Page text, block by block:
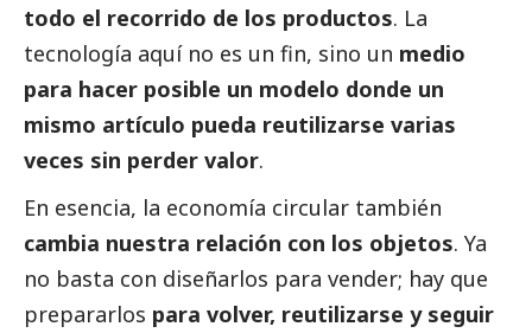
todo el recorrido de los productos. La
tecnología aquí no es un fin, sino un medio
para hacer posible un modelo donde un
mismo artículo pueda reutilizarse varias
veces sin perder valor.
En esencia, la economía circular también
cambia nuestra relación con los objetos. Ya
no basta con diseñarlos para vender; hay que
prepararlos para volver, reutilizarse y seguir